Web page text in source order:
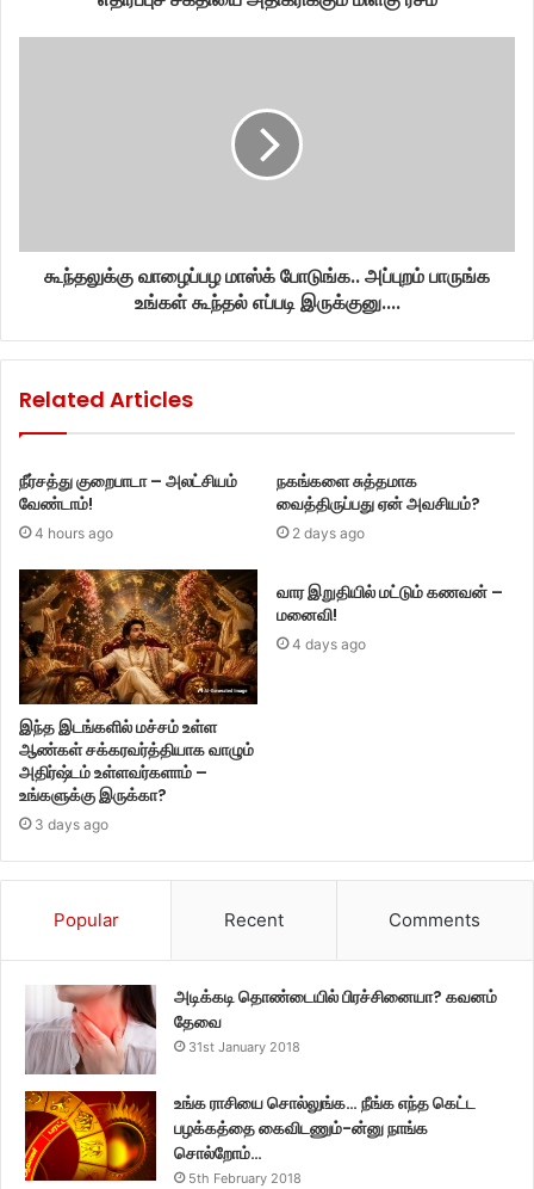
கூந்தலுக்கு வாழைப்பழ மாஸ்க் போடுங்க.. அப்புறம் பாருங்க
உங்கள் கூந்தல் எப்படி இருக்குனு....
Related Articles
நீர்சத்து குறைபாடா – அலட்சியம்
வேண்டாம்!
4 hours ago
நகங்களை சுத்தமாக
வைத்திருப்பது ஏன் அவசியம்?
2 days ago
இந்த இடங்களில் மச்சம் உள்ள
ஆண்கள் சக்கரவர்த்தியாக வாழும்
அதிர்ஷ்டம் உள்ளவர்களாம் –
உங்களுக்கு இருக்கா?
3 days ago
வார இறுதியில் மட்டும் கணவன் –
மனைவி!
4 days ago
Popular Recent Comments
அடிக்கடி தொண்டையில் பிரச்சினையா? கவனம்
தேவை
31st January 2018
உங்க ராசியை சொல்லுங்க… நீங்க எந்த கெட்ட
பழக்கத்தை கைவிடணும்-ன்னு நாங்க
சொல்றோம்…
5th February 2018